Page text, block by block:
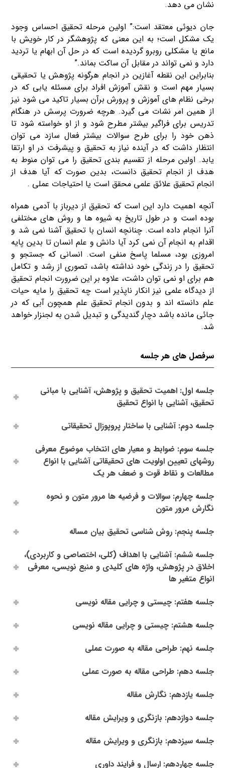
نشان می دهد.
جان دیوئی معتقد است:” اولین مرحله تحقیق احساس وجود
یک مشکل است؛ به این معنی که پژوهشگر در کار خویش با
مانع یا مشکلی روبرو گردیده است که در حل آن ابهام یا تردید
دارد و نمی تواند در مقابل آن ساکت بماند.”
بنابراین این نقطه آغازین در انجام هرگونه پژوهش یا تحقیقی
بسیار مهم است و نقش آموزش افراد برای مسئله یابی که در
برخی نظام های آموزش و پرورش برآن بسیار تاکید می شود نیز
از همین امر نشات می گیرد. هرچه ضرورت پرسش در هنگام
تدریس برای فراگیر بیشتر مطرح شود و از او خواسته شود تا
ذهن خود را برای طرح سوالات بیشتر فعال سازد می توان
انتظار داشت که در آینده نیاز به تحقیق و پیشرفت در او ارتقا
یابد. اولین مرحله از تقسیم بندی تحقیق را می توان منوط به
هدف از انجام تحقیق دانست، بدین صورت که آیا هدف از
انجام تحقیق علائق علمی محقق است یا احتیاجات عملی .
آنچه اهمیت دارد این است که تحقیق از دیرباز با آدمی همراه
بوده است و در طول تاریخ به شیوه ها و روش های مختلفی
آنرا انجام داده است. چنانچه انسان با تحقیق آشنا نمی شد و
اقدام به انجام آن نمی کرد آیا دانش و علم انسان تا بدین پایه
امروزی بود، مسلما پاسخ منفی است. انسانی که جستجو و
تحقیق را در زندگی خود نداشته باشد، تصوری از رشد و تکامل
هم برای او نمی توان داشت، علاوه بر این ضرورت انجام تحقیق
از دیدگاه علمی نیز انکار ناپذیر است چه تحقیق را مایه حیات
علم دانسته اند و بدون انجام تحقیق علم همچون آبی که در
جائی مانده باشد دچار گندیدگی و تبدیل شدن به لجنزار خواهد
شد.
سرفصل های هر جلسه
جلسه اول: اهمیت تحقیق و پژوهش، آشنایی با مبانی
تحقیق، آشنایی با انواع تحقیق
جلسه دوم: آشنایی با ساختار پروپوزال تحقیقاتی
جلسه سوم: ضوابط و معیار های انتخاب موضوع معرفی
روشهای تعیین اولویت های تحقیقاتی آشنایی با انواع
مطالعات و نقاط قوت و ضعف هر یک
جلسه چهارم: سوالات و فرضیه ها مرور متون و نحوه
نگارش مرور متون
جلسه پنجم: روش شناسی تحقیق بیان مساله
جلسه ششم: آشنایی با اهداف (کلی، اختصاصی و کاربردی)،
اخلاق در پژوهش، واژه های کلیدی و منبع نویسی، معرفی
انواع متغیر ها
جلسه هفتم: چیستی و چرایی مقاله نویسی
جلسه هشتم: چیستی و چرایی مقاله نویسی
جلسه نهم: طراحی مقاله به صورت عملی
جلسه دهم: طراحی مقاله به صورت عملی
جلسه یازدهم: نگارش مقاله
جلسه دوازدهم: بازنگری و ویرایش مقاله
جلسه سیزدهم: بازنگری و ویرایش مقاله
جلسه چهاردهم: ارسال و فرایند داوری